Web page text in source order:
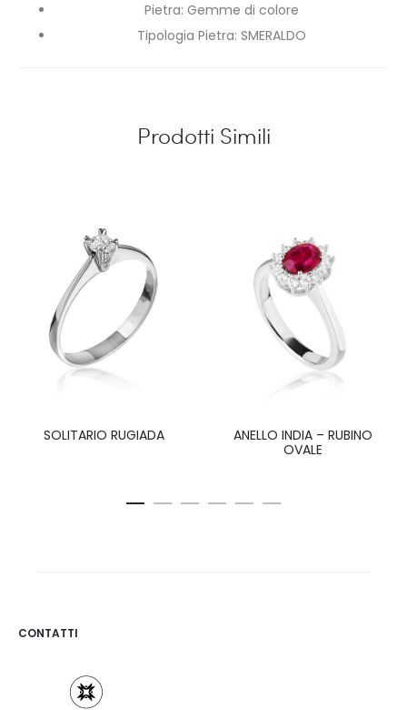
Pietra: Gemme di colore
Tipologia Pietra: SMERALDO
Prodotti Simili
SOLITARIO RUGIADA
ANELLO INDIA – RUBINO
OVALE
CONTATTI